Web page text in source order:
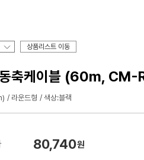
상품리스트 이동
축케이블 (60m,
라운드형 색상:블랙
80,740원